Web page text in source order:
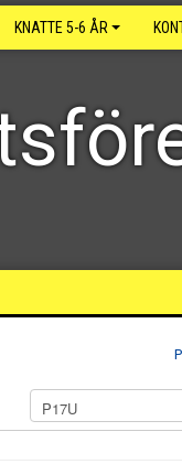
KNATTE 5-6 ÅR